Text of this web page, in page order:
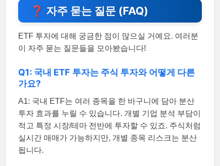
❓ 자주 묻는 질문 (FAQ)
ETF 투자에 대해 궁금한 점이 많으실 거예요. 여러분
이 자주 묻는 질문들을 모아봤습니다!
Q1: 국내 ETF 투자는 주식 투자와 어떻게 다른
가요?
A1: 국내 ETF는 여러 종목을 한 바구니에 담아 분산
투자 효과를 누릴 수 있습니다. 개별 기업 분석 부담이
적고 특정 시장/테마 전반에 투자할 수 있죠. 주식처럼
실시간 매매가 가능하지만, 개별 종목 리스크는 분산
됩니다.